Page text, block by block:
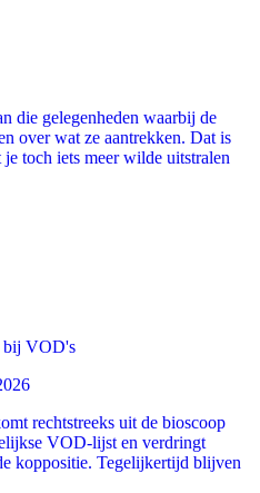
die gelegenheden waarbij de
over wat ze aantrekken. Dat is
toch iets meer wilde uitstralen
bij VOD's
rechtstreeks uit de bioscoop
VOD-lijst en verdringt
koppositie. Tegelijkertijd blijven